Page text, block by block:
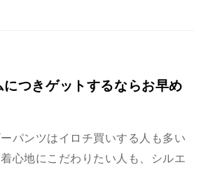
つきゲットするならお早め
パンツはイロチ買いする人も多い
心地にこだわりたい人も、シルエ